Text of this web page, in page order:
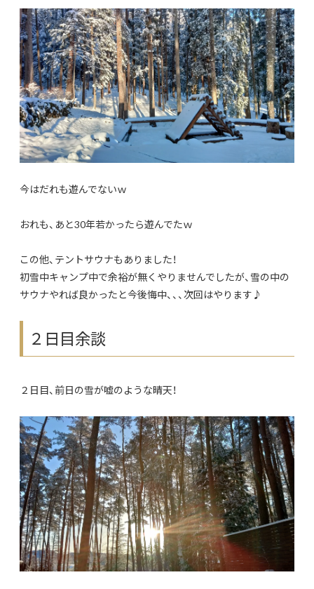
今はだれも遊んでないｗ
おれも、あと30年若かったら遊んでたｗ
この他、テントサウナもありました！
初雪中キャンプ中で余裕が無くやりませんでしたが、雪の中の
サウナやれば良かったと今後悔中、、、次回はやります♪
２日目余談
２日目、前日の雪が嘘のような晴天！